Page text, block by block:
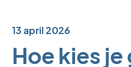
13 april 2026
Hoe kies je